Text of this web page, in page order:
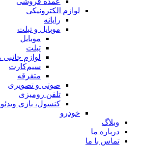
لوازم الکترونیکی
رایانه
موبایل و تبلت
موبایل
تبلت
لوازم جانبی
سیم‌کارت
متفرقه
صوتی و تصویری
تلفن رومیزی
کنسول، بازی‌
خودرو
وبلاگ
درباره ما
تماس با ما